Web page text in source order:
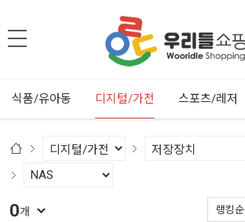
식품/유아동 디지털/가전 스포츠/레저
0개 랭킹순